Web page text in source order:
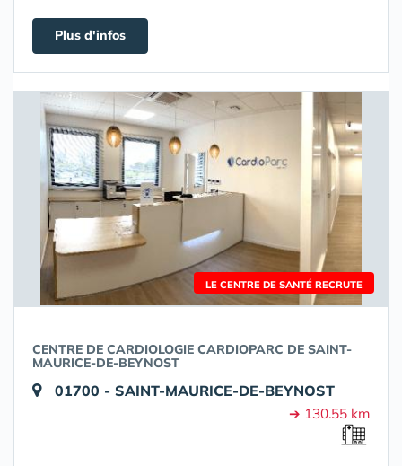
Plus d'infos
LE CENTRE DE SANTÉ RECRUTE
CENTRE DE CARDIOLOGIE CARDIOPARC DE SAINT-
MAURICE-DE-BEYNOST
01700 - SAINT-MAURICE-DE-BEYNOST
➔ 130.55 km